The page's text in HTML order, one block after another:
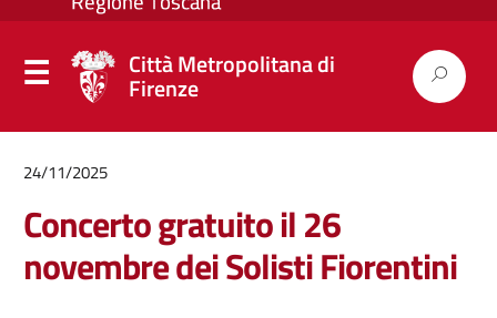
Città Metropolitana di
Firenze
24/11/2025
Concerto gratuito il 26
novembre dei Solisti Fiorentini